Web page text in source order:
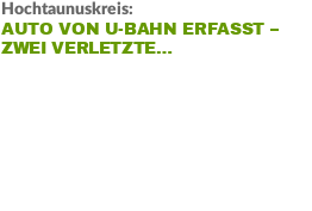
Hochtaunuskreis:
AUTO VON U-BAHN ERFASST –
ZWEI VERLETZTE…